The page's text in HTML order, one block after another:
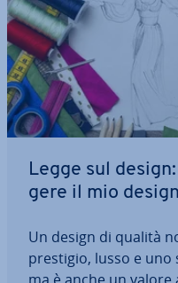
Legge sul
ge­re il mio
Un design di qualità
prestigio, lusso e